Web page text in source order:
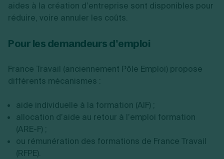
aides à la création d’entreprise sont disponibles pour
réduire, voire annuler les coûts.
Pour les demandeurs d’emploi
France Travail (anciennement Pôle Emploi) propose
différents mécanismes :
aide individuelle à la formation (AIF) ;
allocation d’aide au retour à l’emploi formation
(ARE-F) ;
ou rémunération des formations de France Travail
(RFPE).